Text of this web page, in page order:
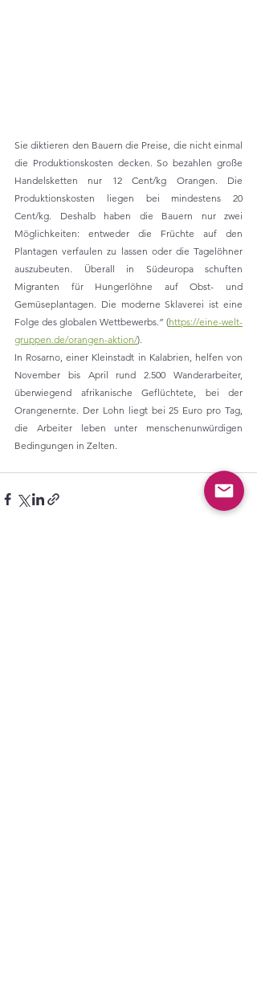
Sie diktieren den Bauern die Preise, die nicht einmal
die Produktionskosten decken. So bezahlen große
Handelsketten nur 12 Cent/kg Orangen. Die
Produktionskosten liegen bei mindestens 20
Cent/kg. Deshalb haben die Bauern nur zwei
Möglichkeiten: entweder die Früchte auf den
Plantagen verfaulen zu lassen oder die Tagelöhner
auszubeuten. Überall in Südeuropa schuften
Migranten für Hungerlöhne auf Obst- und
Gemüseplantagen. Die moderne Sklaverei ist eine
Folge des globalen Wettbewerbs.” (https://eine-welt-
gruppen.de/orangen-aktion/).
In Rosarno, einer Kleinstadt in Kalabrien, helfen von
November bis April rund 2.500 Wanderarbeiter,
überwiegend afrikanische Geflüchtete, bei der
Orangenernte. Der Lohn liegt bei 25 Euro pro Tag,
die Arbeiter leben unter menschenunwürdigen
Bedingungen in Zelten.